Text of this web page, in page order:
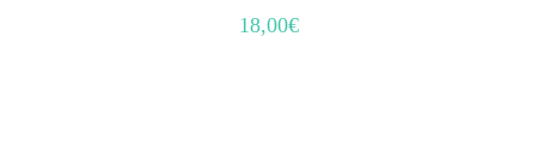
18,00€